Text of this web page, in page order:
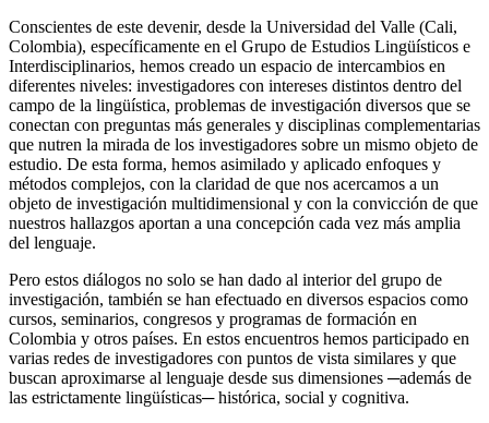
Conscientes de este devenir, desde la Universidad del Valle (Cali,
Colombia), específicamente en el Grupo de Estudios Lingüísticos e
Interdisciplinarios, hemos creado un espacio de intercambios en
diferentes niveles: investigadores con intereses distintos dentro del
campo de la lingüística, problemas de investigación diversos que se
conectan con preguntas más generales y disciplinas complementarias
que nutren la mirada de los investigadores sobre un mismo objeto de
estudio. De esta forma, hemos asimilado y aplicado enfoques y
métodos complejos, con la claridad de que nos acercamos a un
objeto de investigación multidimensional y con la convicción de que
nuestros hallazgos aportan a una concepción cada vez más amplia
del lenguaje.
Pero estos diálogos no solo se han dado al interior del grupo de
investigación, también se han efectuado en diversos espacios como
cursos, seminarios, congresos y programas de formación en
Colombia y otros países. En estos encuentros hemos participado en
varias redes de investigadores con puntos de vista similares y que
buscan aproximarse al lenguaje desde sus dimensiones ─además de
las estrictamente lingüísticas─ histórica, social y cognitiva.